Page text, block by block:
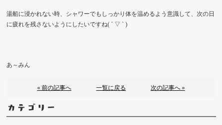
湯船に浸かれない時、シャワーでもしっかり体を温めるよう意識して、次の日
に疲れを残さないようにしたいですね( ´ ▽ ` )
あ～みん
« 前の記事へ 一覧に戻る 次の記事へ »
カテゴリー